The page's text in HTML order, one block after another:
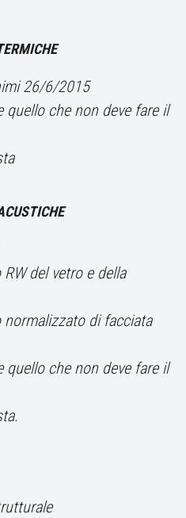
26/6/2015
quello che non deve fare il
del vetro e della
normalizzato di facciata
quello che non deve fare il